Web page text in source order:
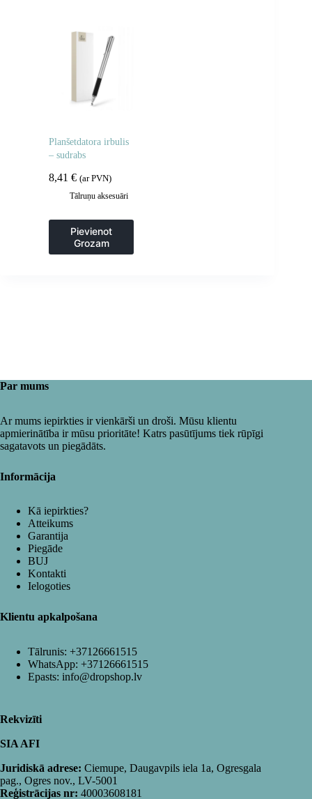
Planšetdatora irbulis
– sudrabs
8,41 € (ar PVN)
Tālruņu aksesuāri
Pievienot
Grozam
Par mums
Ar mums iepirkties ir vienkārši un droši. Mūsu klientu
apmierinātība ir mūsu prioritāte! Katrs pasūtījums tiek rūpīgi
sagatavots un piegādāts.
Informācija
Kā iepirkties?
Atteikums
Garantija
Piegāde
BUJ
Kontakti
Ielogoties
Klientu apkalpošana
Tālrunis: +37126661515
WhatsApp: +37126661515
Epasts: info@dropshop.lv
Rekvizīti
SIA AFI
Juridiskā adrese: Ciemupe, Daugavpils iela 1a, Ogresgala
pag., Ogres nov., LV-5001
Reģistrācijas nr: 40003608181